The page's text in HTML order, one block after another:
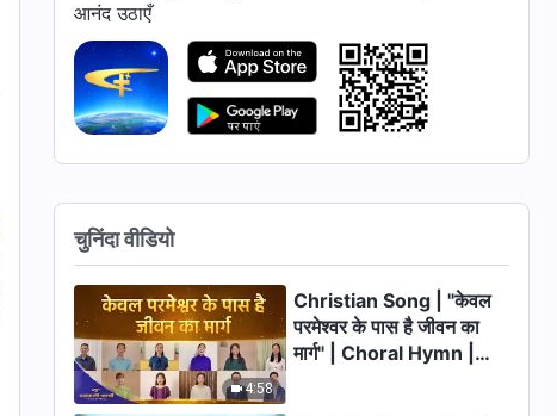
आनंद उठाएँ
चुनिंदा वीडियो
4:58
Christian Song | "केवल
परमेश्वर के पास है जीवन का
मार्ग" | Choral Hymn |